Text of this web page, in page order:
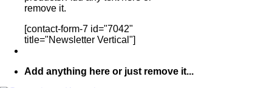
remove it.
[contact-form-7 id="7042"
title="Newsletter Vertical"]
Add anything here or just remove it...